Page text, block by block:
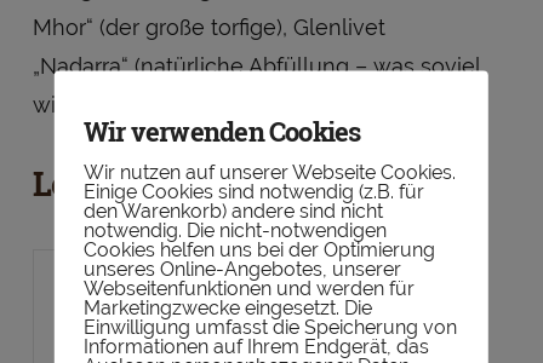
Mhor“ (der große torfige), Glenlivet
„Nadarra“ (natürliche Abfüllung – was soviel
wie cask strenght bedeutet) und viele mehr.
Leave a Comment
Wir verwenden Cookies
Wir nutzen auf unserer Webseite Cookies.
Einige Cookies sind notwendig (z.B. für
den Warenkorb) andere sind nicht
notwendig. Die nicht-notwendigen
Cookies helfen uns bei der Optimierung
unseres Online-Angebotes, unserer
Webseitenfunktionen und werden für
Marketingzwecke eingesetzt. Die
Einwilligung umfasst die Speicherung von
Informationen auf Ihrem Endgerät, das